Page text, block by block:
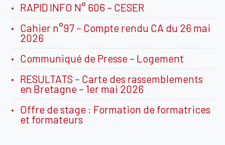
RAPID INFO N° 606 – CESER
Cahier n°97 – Compte rendu CA du 26 mai
2026
Communiqué de Presse – Logement
RESULTATS – Carte des rassemblements
en Bretagne – 1er mai 2026
Offre de stage : Formation de formatrices
et formateurs